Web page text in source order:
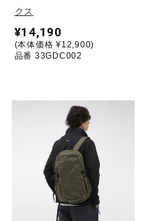
ス
クス
¥14,190
(本体価格 ¥12,900)
品番 33GDC002